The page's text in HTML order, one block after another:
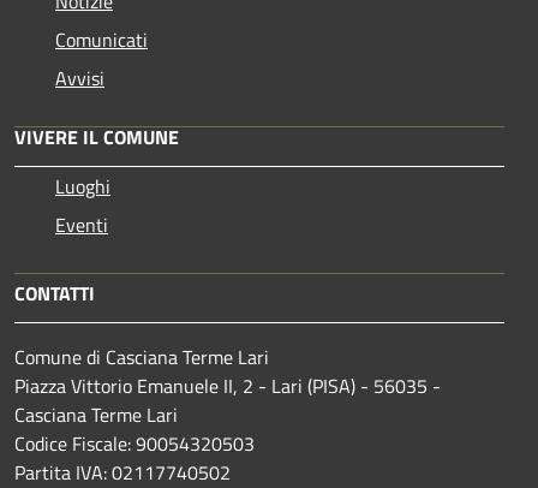
Comunicati
Avvisi
VIVERE IL COMUNE
Luoghi
Eventi
CONTATTI
Comune di Casciana Terme Lari
Piazza Vittorio Emanuele II, 2 - Lari (PISA) - 56035 -
Casciana Terme Lari
Codice Fiscale: 90054320503
Partita IVA: 02117740502